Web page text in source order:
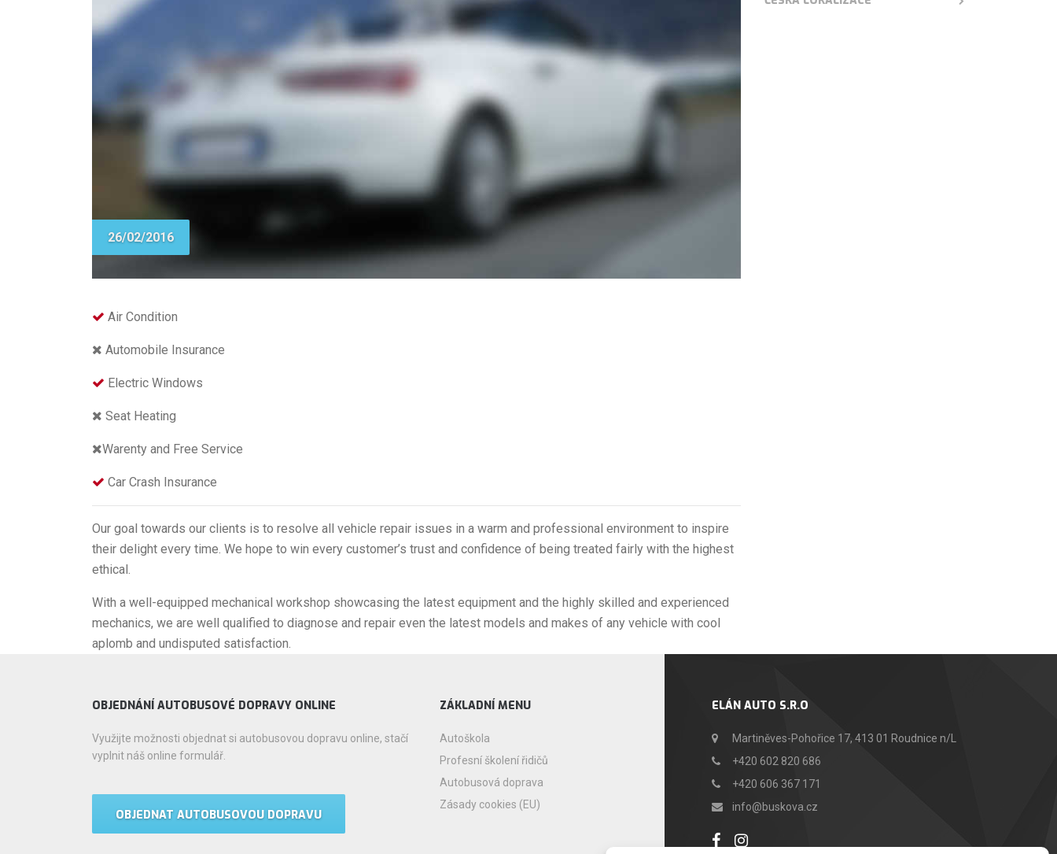
26/02/2016
Air Condition
Automobile Insurance
Electric Windows
Seat Heating
Warenty and Free Service
Car Crash Insurance
Our goal towards our clients is to resolve all vehicle repair issues in a warm and professional environment to inspire
their delight every time. We hope to win every customer’s trust and confidence of being treated fairly with the highest
ethical.
With a well-equipped mechanical workshop showcasing the latest equipment and the highly skilled and experienced
mechanics, we are well qualified to diagnose and repair even the latest models and makes of any vehicle with cool
aplomb and undisputed satisfaction.
ELÁN AUTO S.R.O
Martiněves-Pohořice 17, 413 01 Roudnice n/L
+420 602 820 686
+420 606 367 171
info@buskova.cz
OBJEDNÁNÍ AUTOBUSOVÉ DOPRAVY ONLINE
Využijte možnosti objednat si autobusovou dopravu online, stačí
vyplnit náš online formulář.
OBJEDNAT AUTOBUSOVOU DOPRAVU
ZÁKLADNÍ MENU
Autoškola
Profesní školení řidičů
Autobusová doprava
Zásady cookies (EU)